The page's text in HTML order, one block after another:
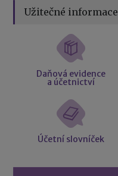
Užitečné informace
Daňová evidence
a účetnictví
Účetní slovníček